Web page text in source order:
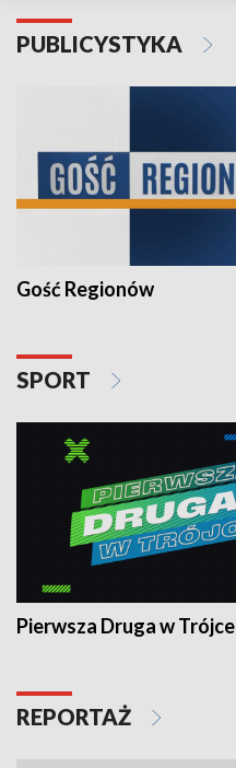
PUBLICYSTYKA
Gość Regionów
SPORT
Pierwsza Druga w Trójce
REPORTAŻ